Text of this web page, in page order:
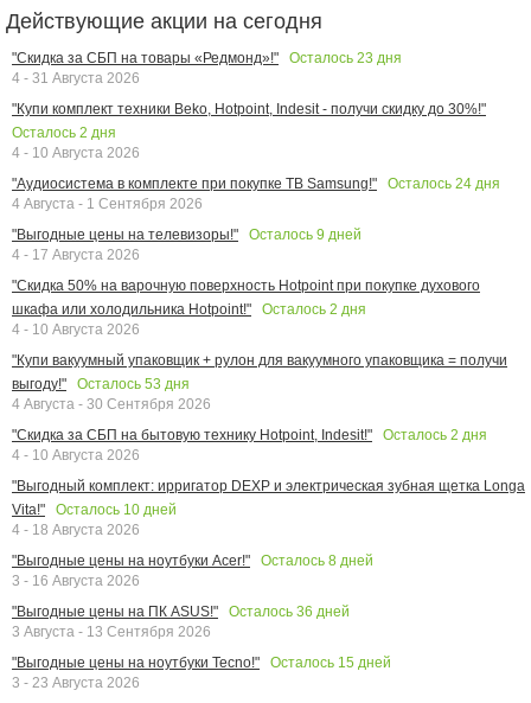
Действующие акции на сегодня
"Скидка за СБП на товары «Редмонд»!" Осталось 23 дня
4 - 31 Августа 2026
"Купи комплект техники Beko, Hotpoint, Indesit - получи скидку до 30%!"
Осталось 2 дня
4 - 10 Августа 2026
"Аудиосистема в комплекте при покупке ТВ Samsung!"
Осталось 24 дня
4 Августа - 1 Сентября 2026
"Выгодные цены на телевизоры!"
Осталось 9 дней
4 - 17 Августа 2026
"Скидка 50% на варочную поверхность Hotpoint при покупке духового
шкафа или холодильника Hotpoint!"
Осталось 2 дня
4 - 10 Августа 2026
"Купи вакуумный упаковщик + рулон для вакуумного упаковщика = получи
выгоду!"
Осталось 53 дня
4 Августа - 30 Сентября 2026
"Скидка за СБП на бытовую технику Hotpoint, Indesit!"
Осталось 2 дня
4 - 10 Августа 2026
"Выгодный комплект: ирригатор DEXP и электрическая зубная щетка Longa
Vita!"
Осталось 10 дней
4 - 18 Августа 2026
"Выгодные цены на ноутбуки Acer!"
Осталось 8 дней
3 - 16 Августа 2026
"Выгодные цены на ПК ASUS!"
Осталось 36 дней
3 Августа - 13 Сентября 2026
"Выгодные цены на ноутбуки Tecno!"
Осталось 15 дней
3 - 23 Августа 2026